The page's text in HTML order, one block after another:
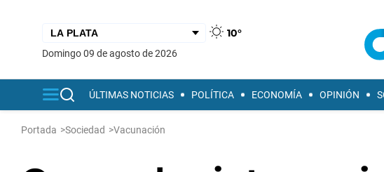
10°
domingo 09 de agosto de 2026
ÚLTIMAS NOTICIAS POLÍTICA ECONOMÍA OPINIÓN
Portada >Sociedad >Vacunación